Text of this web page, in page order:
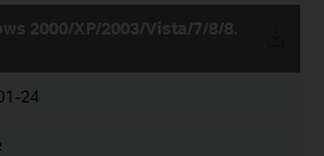
2000/XP/2003/Vista/7/8/8.
24